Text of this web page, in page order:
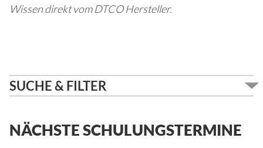
Wissen direkt vom DTCO Hersteller.
SUCHE & FILTER
NÄCHSTE SCHULUNGSTERMINE